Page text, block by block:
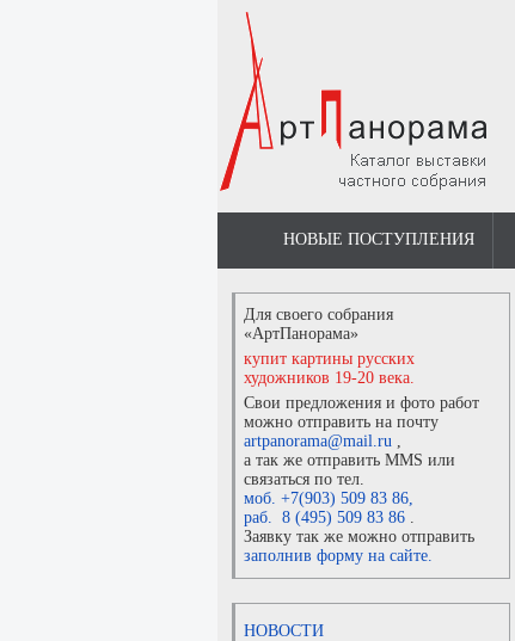
НОВЫЕ ПОСТУПЛЕНИЯ
Для своего собрания
«АртПанорама»
купит картины русских
художников 19-20 века.
Свои предложения и фото работ
можно отправить на почту
artpanorama@mail.ru ,
а так же отправить MMS или
связаться по тел.
моб. +7(903) 509 83 86,
раб. 8 (495) 509 83 86 .
Заявку так же можно отправить
заполнив форму на сайте.
НОВОСТИ